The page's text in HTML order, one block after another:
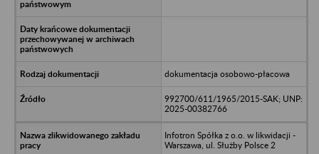
dokumentacja osobowo-płacowa
992700/611/1965/2015-SAK; UNP:
2025-00382766
Infotron Spółka z o.o. w likwidacji -
Warszawa, ul. Służby Polsce 2